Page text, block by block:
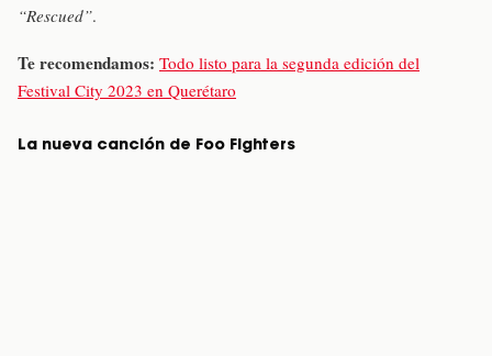
“Rescued”.
Te recomendamos: Todo listo para la segunda edición del
Festival City 2023 en Querétaro
La nueva canción de Foo Fighters